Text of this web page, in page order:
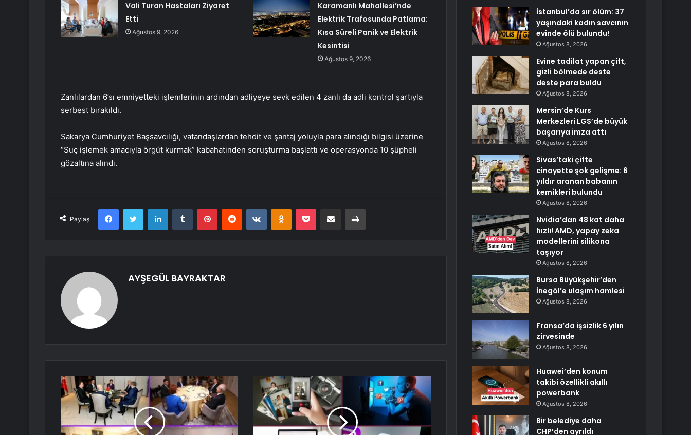
Vali Turan Hastaları Ziyaret
Etti
Ağustos 9, 2026
Karamanlı Mahallesi’nde
Elektrik Trafosunda Patlama:
Kısa Süreli Panik ve Elektrik
Kesintisi
Ağustos 9, 2026
Zanlılardan 6’sı emniyetteki işlemlerinin ardından adliyeye sevk edilen 4 zanlı da adli kontrol şartıyla
serbest bırakıldı.
Sakarya Cumhuriyet Başsavcılığı, vatandaşlardan tehdit ve şantaj yoluyla para alındığı bilgisi üzerine
“Suç işlemek amacıyla örgüt kurmak” kabahatinden soruşturma başlattı ve operasyonda 10 şüpheli
gözaltına alındı.
Paylaş
FacebookTwitter LinkedInTumblr PinterestReddit VKontakteOdnoklassniki
Pocket E-Posta ile paylaş Yazdır
AYŞEGÜL BAYRAKTAR
İstanbul’da sır ölüm: 37
yaşındaki kadın savcının
evinde ölü bulundu!
Ağustos 8, 2026
Evine tadilat yapan çift,
gizli bölmede deste
deste para buldu
Ağustos 8, 2026
Mersin’de Kurs
Merkezleri LGS’de büyük
başarıya imza attı
Ağustos 8, 2026
Sivas’taki çifte
cinayette şok gelişme: 6
yıldır aranan babanın
kemikleri bulundu
Ağustos 8, 2026
Nvidia’dan 48 kat daha
hızlı! AMD, yapay zeka
modellerini silikona
taşıyor
Ağustos 8, 2026
Bursa Büyükşehir’den
İnegöl’e ulaşım hamlesi
Ağustos 8, 2026
Fransa’da işsizlik 6 yılın
zirvesinde
Ağustos 8, 2026
Huawei’den konum
takibi özellikli akıllı
powerbank
Ağustos 8, 2026
Bir belediye daha
CHP’den ayrıldı